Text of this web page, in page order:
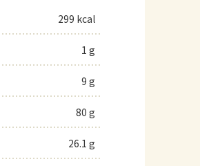
299 kcal
1 g
9 g
80 g
26.1 g